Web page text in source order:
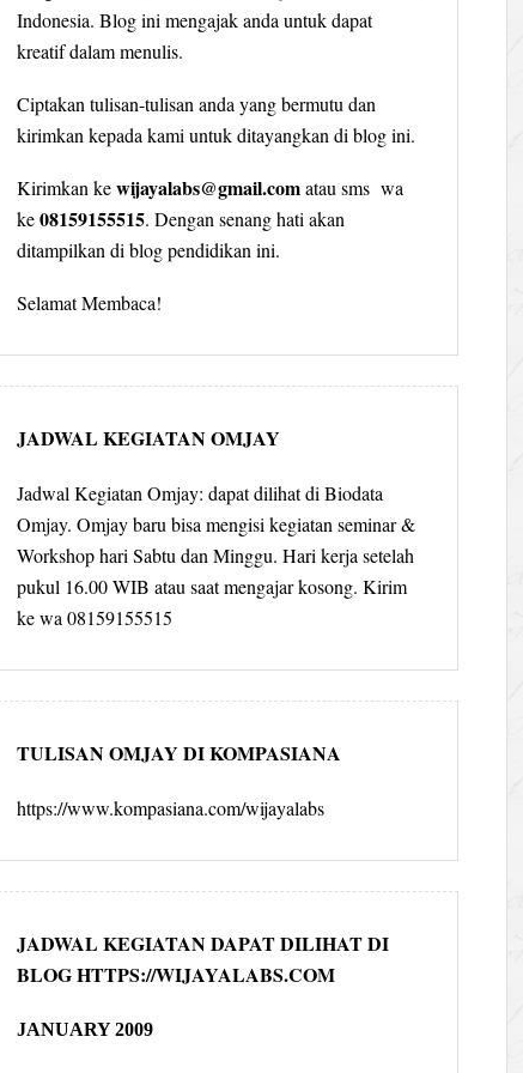
Indonesia. Blog ini mengajak anda untuk dapat
kreatif dalam menulis.
Ciptakan tulisan-tulisan anda yang bermutu dan
kirimkan kepada kami untuk ditayangkan di blog ini.
Kirimkan kewijayalabs@gmail.comatau sms wa
ke08159155515. Dengan senang hati akan
ditampilkan di blog pendidikan ini.
Selamat Membaca!
JADWAL KEGIATAN OMJAY
Jadwal Kegiatan Omjay: dapat dilihat di Biodata
Omjay. Omjay baru bisa mengisi kegiatan seminar &
Workshop hari Sabtu dan Minggu. Hari kerja setelah
pukul 16.00 WIB atau saat mengajar kosong. Kirim
ke wa 08159155515
TULISAN OMJAY DI KOMPASIANA
https://www.kompasiana.com/wijayalabs
JADWAL KEGIATAN DAPAT DILIHAT DI
BLOG HTTPS://WIJAYALABS.COM
JANUARY 2009